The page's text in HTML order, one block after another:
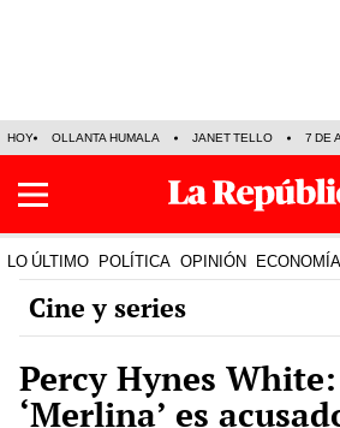
HOY OLLANTA HUMALA JANET TELLO 7 DE
LO ÚLTIMO POLÍTICA OPINIÓN ECONOMÍA
Cine y series
Percy Hynes
‘Merlina’ es